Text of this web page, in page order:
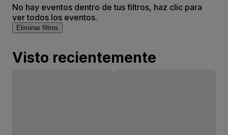
No hay eventos dentro de tus filtros, haz clic para
ver todos los eventos.
Eliminar filtros
Visto recientemente